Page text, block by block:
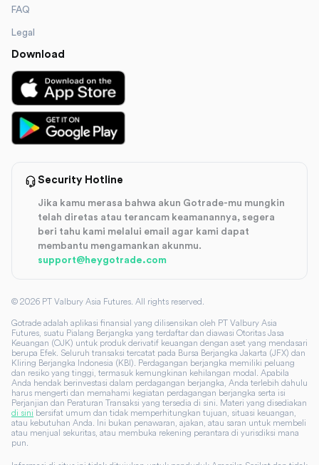
FAQ
Legal
Download
Security Hotline
Jika kamu merasa bahwa akun Gotrade-mu mungkin
telah diretas atau terancam keamanannya, segera
beri tahu kami melalui email agar kami dapat
membantu mengamankan akunmu.
support@heygotrade.com
© 2026 PT Valbury Asia Futures. All rights reserved.
Gotrade adalah aplikasi finansial yang dilisensikan oleh PT Valbury Asia
Futures, suatu Pialang Berjangka yang terdaftar dan diawasi Otoritas Jasa
Keuangan (OJK) untuk produk derivatif keuangan dengan aset yang mendasari
berupa Efek. Seluruh transaksi tercatat pada Bursa Berjangka Jakarta (JFX) dan
Kliring Berjangka Indonesia (KBI). Perdagangan berjangka memiliki peluang
dan resiko yang tinggi, termasuk kemungkinan kehilangan modal. Apabila
Anda hendak berinvestasi dalam perdagangan berjangka, Anda terlebih dahulu
harus mengerti dan memahami kegiatan perdagangan berjangka serta isi
Perjanjian dan Peraturan Transaksi yang tersedia di sini. Materi yang disediakan
di sini bersifat umum dan tidak memperhitungkan tujuan, situasi keuangan,
atau kebutuhan Anda. Ini bukan penawaran, ajakan, atau saran untuk membeli
atau menjual sekuritas, atau membuka rekening perantara di yurisdiksi mana
pun.